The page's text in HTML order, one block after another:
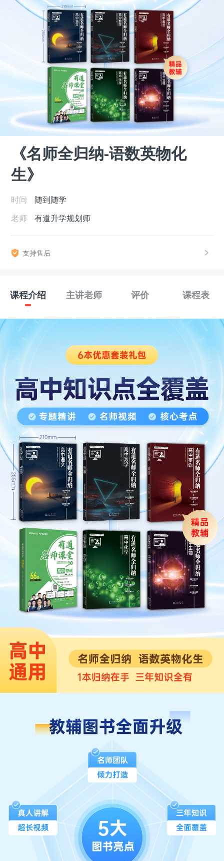
《名师全归纳-语数英物化
生》
时间
随到随学
老师
有道升学规划师
支持售后
课程介绍 主讲老师 评价 课程表